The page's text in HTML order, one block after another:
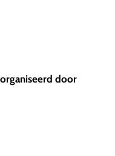
door